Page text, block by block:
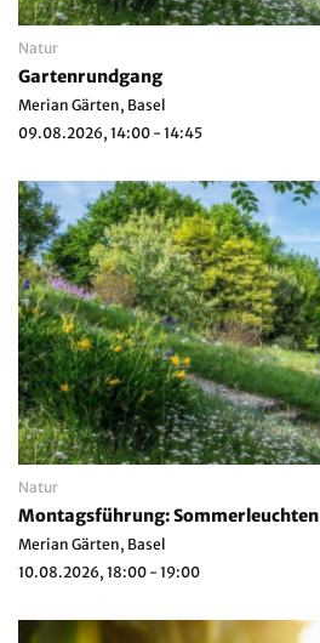
Natur
Gartenrundgang
Merian Gärten, Basel
09.08.2026, 14:00 - 14:45
Natur
Montagsführung: Sommerleuchten
Merian Gärten, Basel
10.08.2026, 18:00 - 19:00